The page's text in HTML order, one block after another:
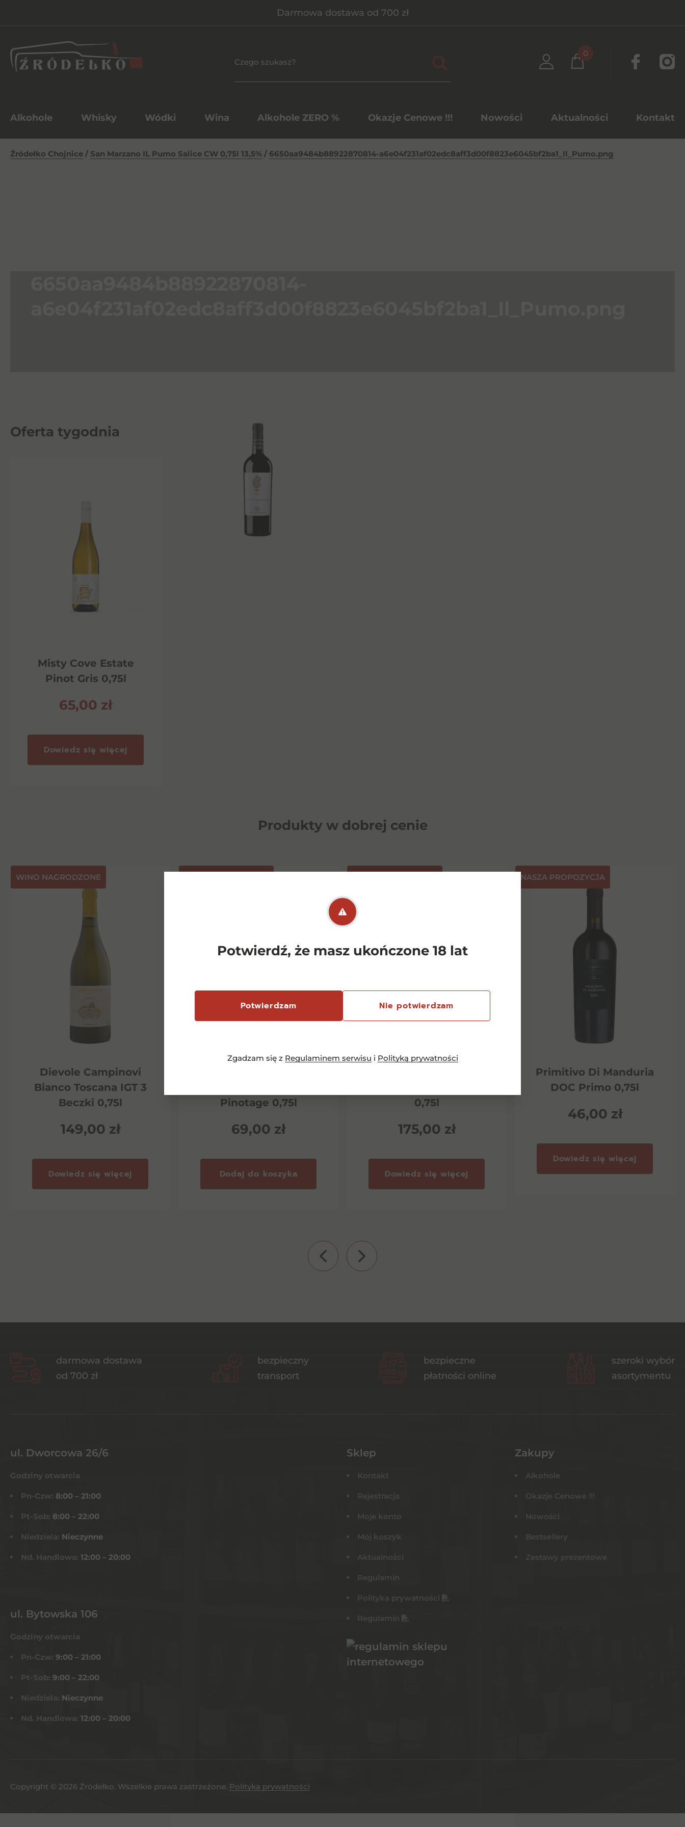
Potwierdź, że masz ukończone 18 lat
Potwierdzam Nie potwierdzam
Zgadzam się z Regulaminem serwisu i Polityką prywatności
Darmowa dostawa od 700 zł
0
Alkohole Whisky Wódki Wina Alkohole ZERO % Okazje Cenowe !!! Nowości Aktualności Kontakt
Źródełko Chojnice / San Marzano IL Pumo Salice CW 0,75l 13,5% / 6650aa9484b88922870814-a6e04f231af02edc8aff3d00f8823e6045bf2ba1_Il_Pumo.png
Oferta tygodnia
Misty Cove Estate
Pinot Gris 0,75l
65,00 zł
Dowiedz się więcej
Produkty w dobrej cenie
⁠WINO NAGRODZONE
Dievole Campinovi
Bianco Toscana IGT 3
Beczki 0,75l
149,00 zł
Dowiedz się więcej
Pinotage 0,75l
69,00 zł
Dodaj do koszyka
0,75l
175,00 zł
Dowiedz się więcej
NASZA PROPOZYCJA
Primitivo Di Manduria
DOC Primo 0,75l
46,00 zł
Dowiedz się więcej
darmowa dostawa
od 700 zł
bezpieczny
transport
bezpieczne
płatności online
szeroki wybór
asortymentu
ul. Dworcowa 26/6
Godziny otwarcia
Pn-Czw: 8:00 – 21:00
Pt-Sob: 8:00 – 22:00
Niedziela: Nieczynne
Nd. Handlowa: 12:00 – 20:00
ul. Bytowska 106
Godziny otwarcia
Pn-Czw: 9:00 – 21:00
Pt-Sob: 9:00 – 22:00
Niedziela: Nieczynne
Nd. Handlowa: 12:00 – 20:00
Sklep
Kontakt
Rejestracja
Moje konto
Mój koszyk
Aktualności
Regulamin
Polityka prywatności
Regulamin
Zakupy
Alkohole
Okazje Cenowe !!!
Nowości
Bestsellery
Zestawy prezentowe
Copyright © 2026 Żródełko. Wszelkie prawa zastrzeżone. Polityka prywatności